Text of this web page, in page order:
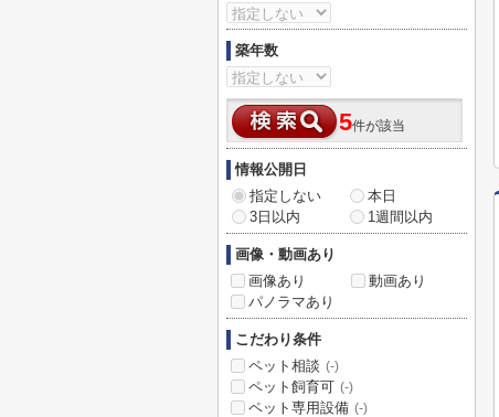
築年数
5件が該当
情報公開日
指定しない
本日
3日以内
1週間以内
画像・動画あり
画像あり
動画あり
パノラマあり
こだわり条件
ペット相談 (-)
ペット飼育可 (-)
ペット専用設備 (-)